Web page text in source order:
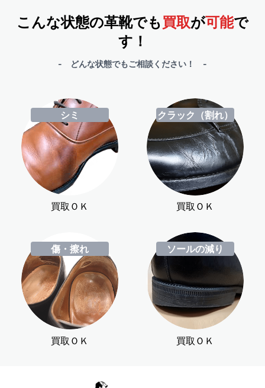
こんな状態の革靴でも買取が可能で
す！
- どんな状態でもご相談ください！ -
シミ
買取ＯＫ
クラック（割れ）
買取ＯＫ
傷・擦れ
買取ＯＫ
ソールの減り
買取ＯＫ